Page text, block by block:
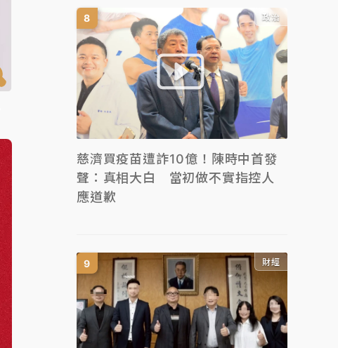
政治
慈濟買疫苗遭詐10億！陳時中首發
聲：真相大白 當初做不實指控人
應道歉
財經